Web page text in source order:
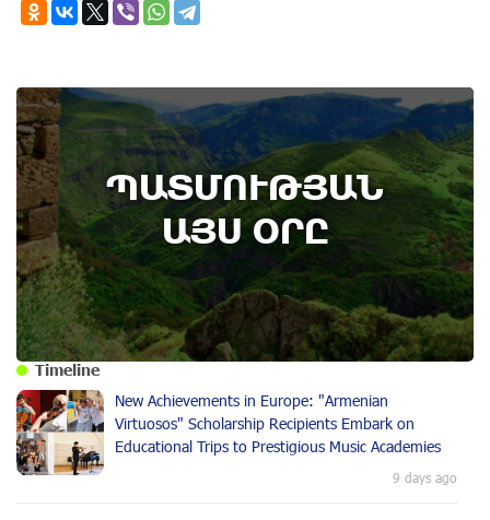
ՊԱՏՄՈՒԹՅԱՆ
ԱՅՍ ՕՐԸ
Timeline
New Achievements in Europe: "Armenian
Virtuosos" Scholarship Recipients Embark on
Educational Trips to Prestigious Music Academies
9 days ago